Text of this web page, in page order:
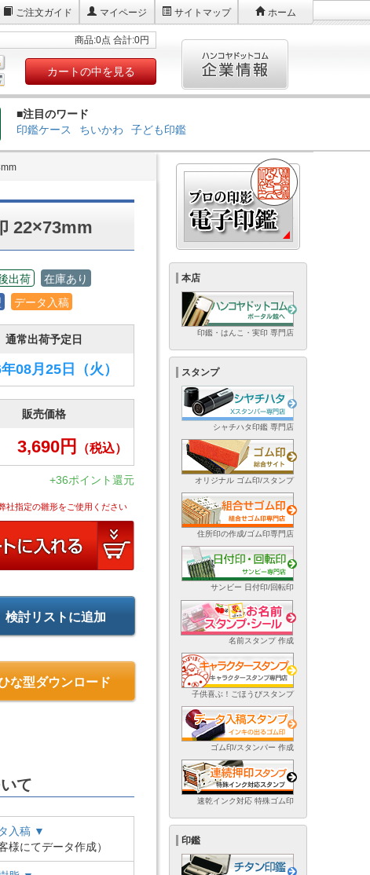
ご注文ガイド マイページ サイトマップ ホーム
商品:0点 合計:0円
カートの中を見る
■注目のワード
印鑑ケース
ちいかわ 子ども印鑑
22×73mm
出荷
在庫あり
データ入稿
通常出荷予定日
08月25日 （火）
販売価格
3,690円 （税込）
+36ポイント還元
社指定の雛形をご使用ください
検討リストに追加
な型ダウンロード
て
入稿 ▼
様にてデータ作成）
本店
印鑑・はんこ・実印 専門店
スタンプ
シャチハタ印鑑 専門店
オリジナル ゴム印/スタンプ
住所印の作成/ゴム印専門店
サンビー 日付印/回転印
名前スタンプ 作成
子供喜ぶ！ごほうびスタンプ
ゴム印/スタンパー 作成
速乾インク対応 特殊ゴム印
印鑑